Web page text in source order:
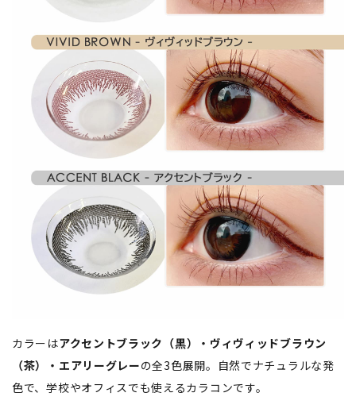
カラーはアクセントブラック（黒）・ヴィヴィッドブラウン
（茶）・エアリーグレーの全3色展開。自然でナチュラルな発
色で、学校やオフィスでも使えるカラコンです。